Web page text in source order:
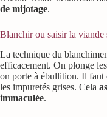
de mijotage.
Blanchir ou saisir la viande
La technique du
efficacement. On plonge
on porte à ébullition. Il faut
les impuretés grises. Cela
immaculée.